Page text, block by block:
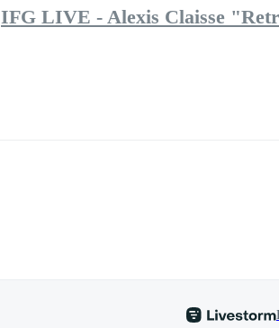
IFG LIVE - Alexis Claisse